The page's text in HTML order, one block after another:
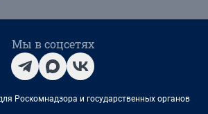
Мы в соцсетях
Роскомнадзора и государственных органов